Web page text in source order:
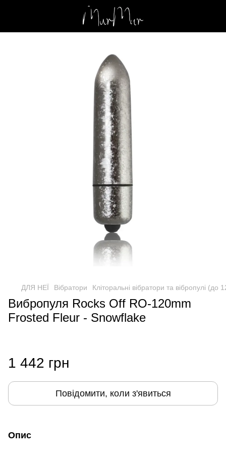
ДЛЯ НЕЇ Вібратори Кліторальні вібратори та вібропулі (до
Вибропуля Rocks Off RO-120mm
Frosted Fleur - Snowflake
1 442 грн
Повідомити, коли з'явиться
Опис